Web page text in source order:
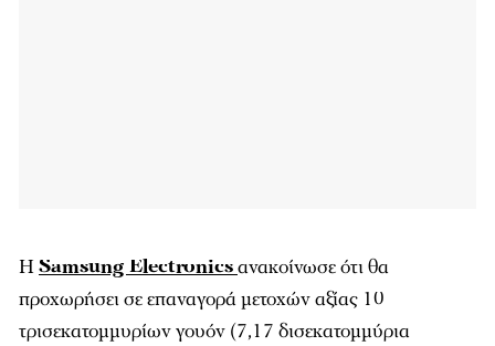
ΗSamsung Electronicsανακοίνωσε ότι θα
προχωρήσει σε επαναγορά μετοχών αξίας 10
τρισεκατομμυρίων γουόν (7,17 δισεκατομμύρια